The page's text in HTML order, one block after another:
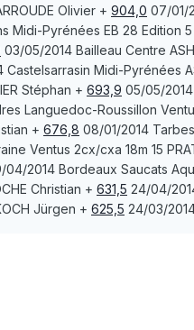
Olivier + 904,0 07/01/
Midi-Pyrénées EB 28 Edition 5
03/05/2014 Bailleau Centre
Castelsarrasin Midi-Pyrénées
Stéphan + 693,9 05/05/2014
Languedoc-Roussillon
+ 676,8 08/01/2014
Ventus 2cx/cxa 18m 15
04/2014 Bordeaux Saucats
Christian + 631,5 24/04/
Jürgen + 625,5 24/03/